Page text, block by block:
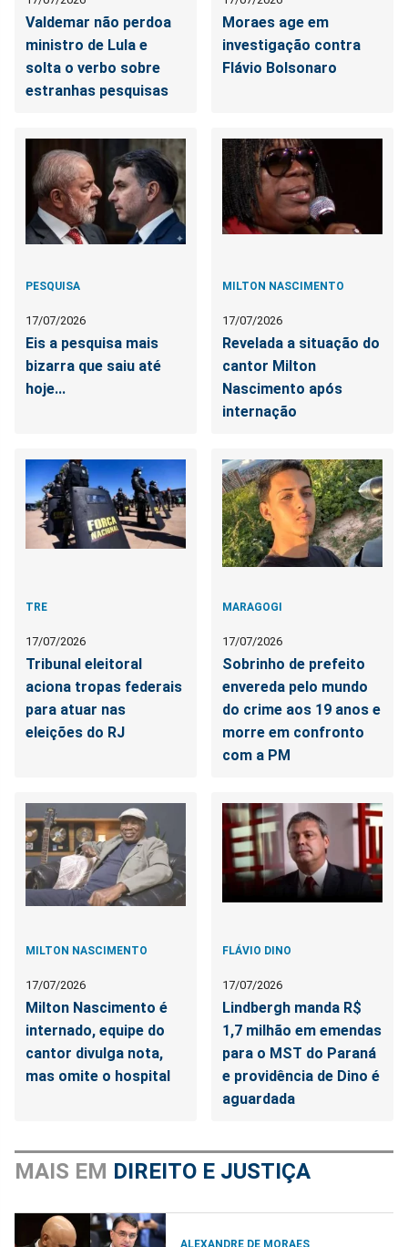
Valdemar não perdoa
ministro de Lula e
solta o verbo sobre
estranhas pesquisas
Moraes age em
investigação contra
Flávio Bolsonaro
PESQUISA
17/07/2026
Eis a pesquisa mais
bizarra que saiu até
hoje...
MILTON NASCIMENTO
17/07/2026
Revelada a situação do
cantor Milton
Nascimento após
internação
TRE
17/07/2026
Tribunal eleitoral
aciona tropas federais
para atuar nas
eleições do RJ
MARAGOGI
17/07/2026
Sobrinho de prefeito
envereda pelo mundo
do crime aos 19 anos e
morre em confronto
com a PM
MILTON NASCIMENTO
17/07/2026
Milton Nascimento é
internado, equipe do
cantor divulga nota,
mas omite o hospital
FLÁVIO DINO
17/07/2026
Lindbergh manda R$
1,7 milhão em emendas
para o MST do Paraná
e providência de Dino é
aguardada
MAIS EM DIREITO E JUSTIÇA
ALEXANDRE DE MORAES